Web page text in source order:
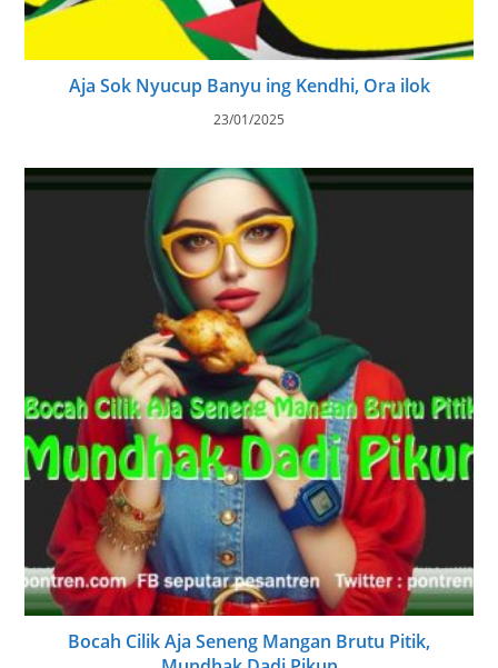
Aja Sok Nyucup Banyu ing Kendhi, Ora ilok
23/01/2025
Bocah Cilik Aja Seneng Mangan Brutu Pitik,